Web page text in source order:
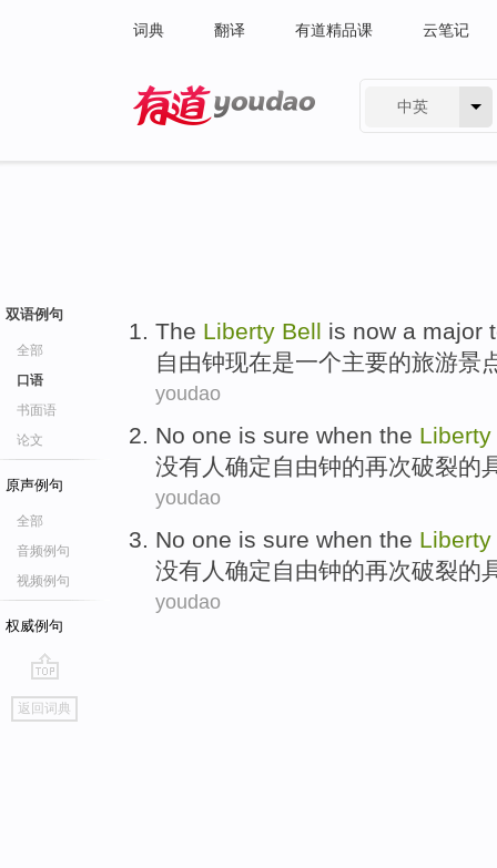
词典 翻译 有道精品课 云笔记
中英
双语例句
全部
口语
书面语
论文
原声例句
全部
音频例句
视频例句
权威例句
go
top
返回词典
The Liberty Bell is now a major
自由钟现在是一个主要的旅游景
youdao
No one is sure when the Liberty
没有人 确定 自由钟的再次破裂的
youdao
No one is sure when the Liberty
没有 人 确定 自由钟的再次破裂的
youdao